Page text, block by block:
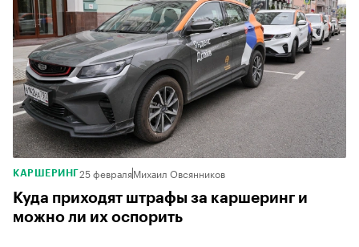
КАРШЕРИНГ25 февраляМихаил Овсянников
Куда приходят штрафы за каршеринг и
можно ли их оспорить